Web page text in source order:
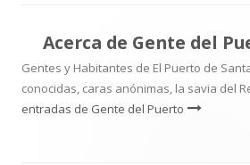
Acerca de Gente del
Gentes y Habitantes de El Puerto de
conocidas, caras anónimas, la savia del
entradas de Gente del Puerto